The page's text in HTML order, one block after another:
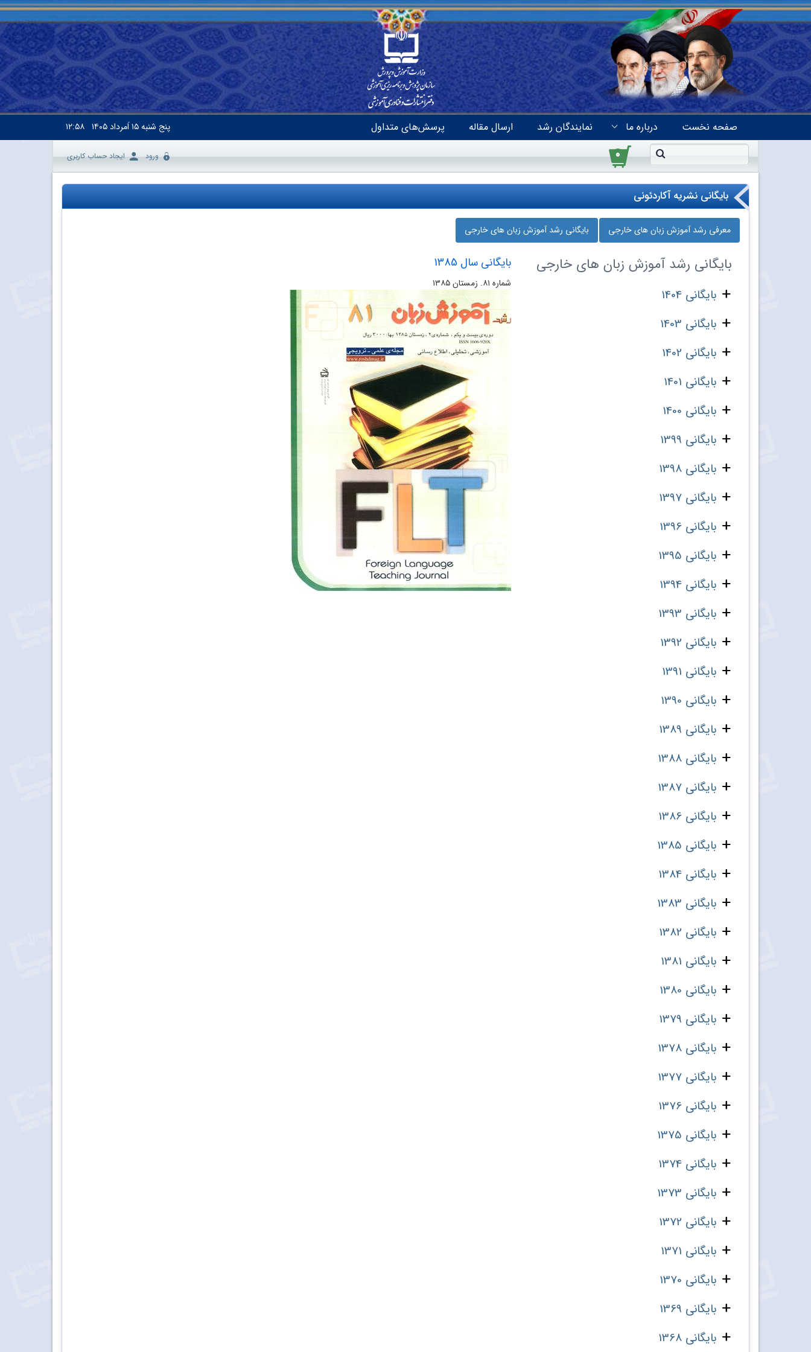
صفحه نخست درباره ما نمایندگان رشد ارسال مقاله پرسش‌های متداول پنج شنبه۱۵ اَمرداد ۱۴۰۵ ۱۲:۵۸
۰ ورود ایجاد حساب کاربری
بایگانی نشریه آکاردئونی
معرفی رشد آموزش زبان‌ های خارجی بایگانی رشد آموزش زبان‌ های خارجی
بایگانی رشد آموزش زبان‌ های خارجی
بایگانی 1404
بایگانی 1403
بایگانی 1402
بایگانی 1401
بایگانی 1400
بایگانی 1399
بایگانی 1398
بایگانی 1397
بایگانی 1396
بایگانی 1395
بایگانی 1394
بایگانی 1393
بایگانی 1392
بایگانی 1391
بایگانی 1390
بایگانی 1389
بایگانی 1388
بایگانی 1387
بایگانی 1386
بایگانی 1385
بایگانی 1384
بایگانی 1383
بایگانی 1382
بایگانی 1381
بایگانی 1380
بایگانی 1379
بایگانی 1378
بایگانی 1377
بایگانی 1376
بایگانی 1375
بایگانی 1374
بایگانی 1373
بایگانی 1372
بایگانی 1371
بایگانی 1370
بایگانی 1369
بایگانی 1368
بایگانی سال 1385
شماره ۸۱. زمستان ۱۳۸۵